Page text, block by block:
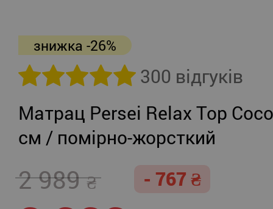
знижка -26%
300 відгуків
Матрац Persei Relax Top
см / помірно-жорсткий
2 989 - 767